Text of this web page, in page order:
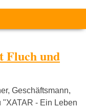
Fluch und
Geschäftsmann,
"XATAR - Ein Leben